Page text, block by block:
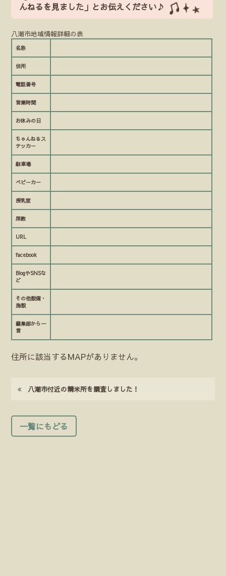
んねるを見ました」とお伝えください♪
八潮市地域情報詳細の表
名称
住所
電話番号
営業時間
お休みの日
ちゃんねるス
テッカー
駐車場
ベビーカー
授乳室
席数
URL
facebook
BlogやSNSな
ど
その他設備・
施設
編集部から一
言
住所に該当するMAPがありません。
八潮市付近の精米所を調査しました！
一覧にもどる